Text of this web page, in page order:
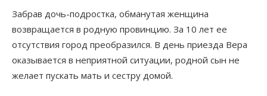
Забрав дочь-подростка, обманутая женщина
возвращается в родную провинцию. За 10 лет ее
отсутствия город преобразился. В день приезда Вера
оказывается в неприятной ситуации, родной сын не
желает пускать мать и сестру домой.